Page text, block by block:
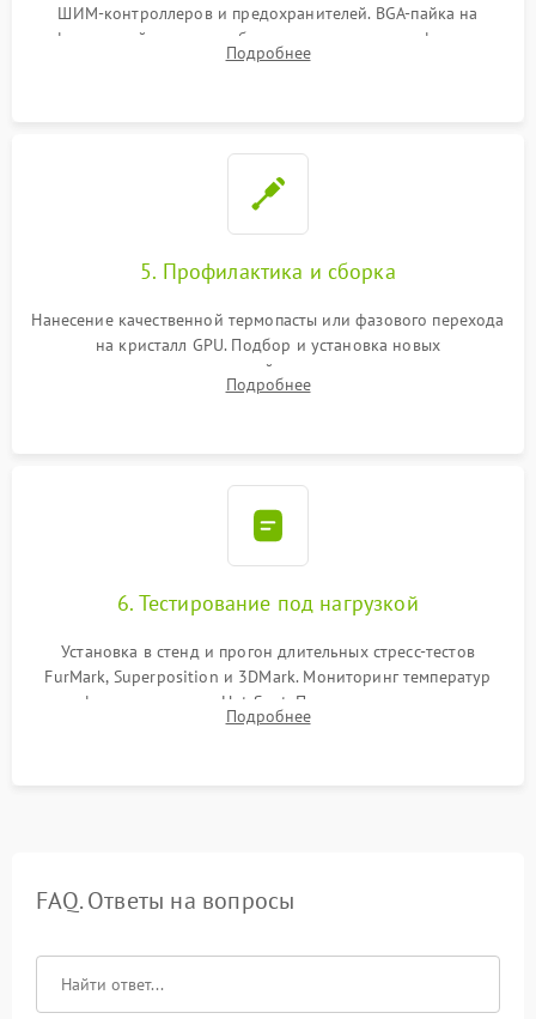
ШИМ-контроллеров и предохранителей. BGA-пайка на
инфракрасной станции реболлинг или замена графического
чипа и дефектной памяти GDDR. Прошивка BIOS
Подробнее
5. Профилактика и сборка
Нанесение качественной термопасты или фазового перехода
на кристалл GPU. Подбор и установка новых
термопрокладок правильной толщины на память и цепи
питания. Монтаж радиатора и бэкплейта, подключение и
Подробнее
6. Тестирование под нагрузкой
Установка в стенд и прогон длительных стресс-тестов
FurMark, Superposition и 3DMark. Мониторинг температур
графического чипа и Hot Spot. Проверка на отсутствие
артефактов изображения, вылетов драйвера и зависаний.
Подробнее
FAQ. Ответы на вопросы